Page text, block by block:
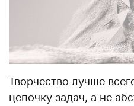
Творчество лучше
цепочку задач, а не